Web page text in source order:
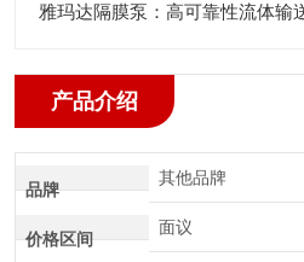
雅玛达隔膜泵：高可靠性流体输
产品介绍
品牌
其他品牌
价格区间
面议